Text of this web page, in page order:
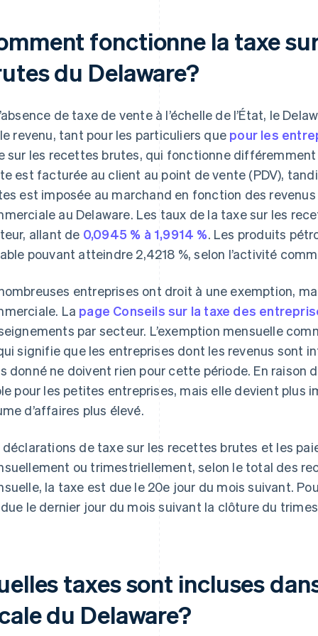
fonctionne la taxe
du Delaware?
de taxe de vente à l’échelle de l’État, le
revenu, tant pour les particuliers que pour les
sur les recettes brutes, qui fonctionne différemment
est facturée au client au point de vente (PDV),
est imposée au marchand en fonction des
au Delaware. Les taux de la taxe sur les
allant de 0,0945 % à 1,9914 %. Les produits
pouvant atteindre 2,4218 %, selon l’activité
entreprises ont droit à une exemption,
La page Conseils sur la taxe des
par secteur. L’exemption mensuelle
signifie que les entreprises dont les revenus sont
donné ne doivent rien pour cette période. En raison
pour les petites entreprises, mais elle devient plus
d’affaires plus élevé.
déclarations de taxe sur les recettes brutes et les
ou trimestriellement, selon le total des
la taxe est due le 20e jour du mois suivant.
le dernier jour du mois suivant la clôture du
taxes sont incluses
du Delaware?